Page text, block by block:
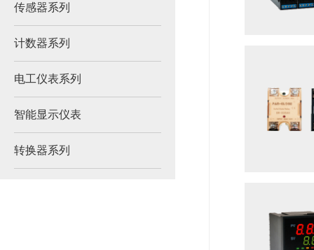
传感器系列
计数器系列
电工仪表系列
智能显示仪表
转换器系列